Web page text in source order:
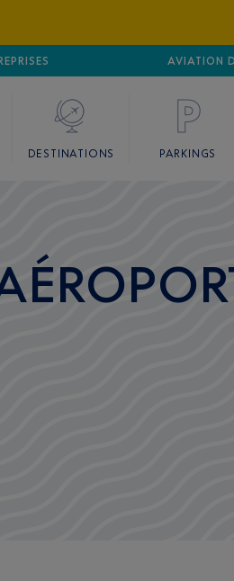
AVIATION
AÉROPORT CANNES MANDELIEU
DESTINATIONS PARKINGS